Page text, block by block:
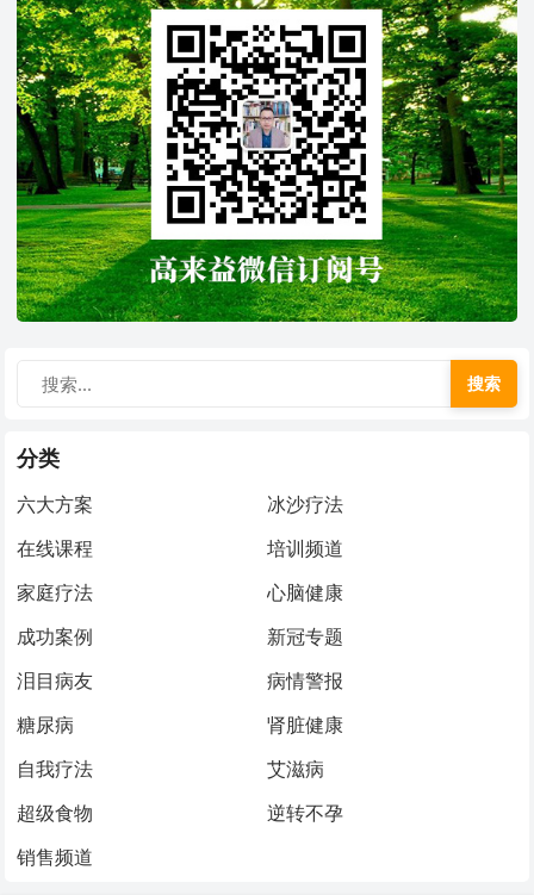
搜索
分类
六大方案
冰沙疗法
在线课程
培训频道
家庭疗法
心脑健康
成功案例
新冠专题
泪目病友
病情警报
糖尿病
肾脏健康
自我疗法
艾滋病
超级食物
逆转不孕
销售频道